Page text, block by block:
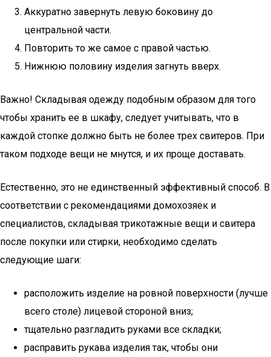
Аккуратно завернуть левую боковину до
центральной части.
Повторить то же самое с правой частью.
Нижнюю половину изделия загнуть вверх.
Важно! Складывая одежду подобным образом для того
чтобы хранить ее в шкафу, следует учитывать, что в
каждой стопке должно быть не более трех свитеров. При
таком подходе вещи не мнутся, и их проще доставать.
Естественно, это не единственный эффективный способ. В
соответствии с рекомендациями домохозяек и
специалистов, складывая трикотажные вещи и свитера
после покупки или стирки, необходимо сделать
следующие шаги:
расположить изделие на ровной поверхности (лучше
всего столе) лицевой стороной вниз;
тщательно разгладить руками все складки;
расправить рукава изделия так, чтобы они